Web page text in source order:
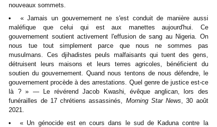
nouveaux sommets.
« Jamais un gouvernement ne s'est conduit de manière aussi
maléfique que celui qui est aux manettes aujourd'hui. Ce
gouvernement soutient activement l'effusion de sang au Nigeria. On
nous tue tout simplement parce que nous ne sommes pas
musulmans. Ces djihadistes peuls malfaisants qui tuent des gens,
détruisent leurs maisons et leurs terres agricoles, bénéficient du
soutien du gouvernement. Quand nous tentons de nous défendre, le
gouvernement procède à des arrestations. Quel genre de justice est-ce
là ? » — Le révérend Jacob Kwashi, évêque anglican, lors des
funérailles de 17 chrétiens assassinés, Morning Star News , 30 août
2021.
« Un génocide est en cours dans le sud de Kaduna contre la